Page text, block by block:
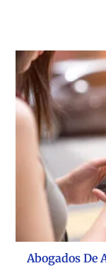
Abogados De